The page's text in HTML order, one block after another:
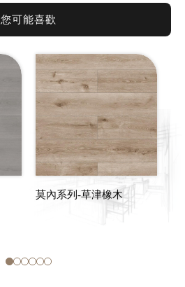
您可能喜歡
莫內系列-草津橡木